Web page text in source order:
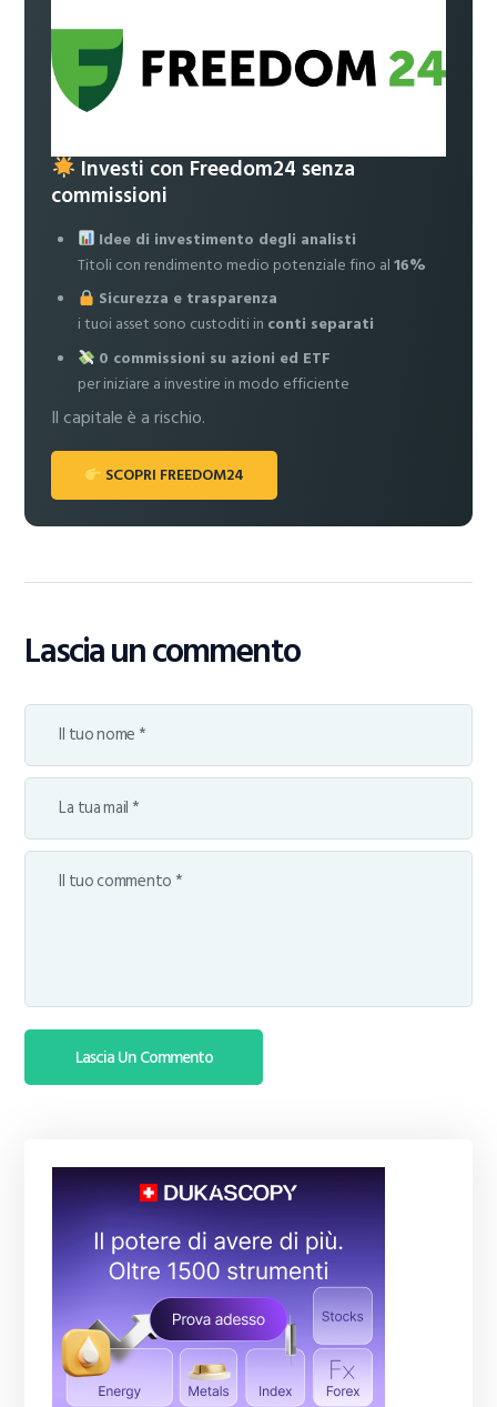
Investi con Freedom24 senza
commissioni
Idee di investimento degli analisti
Titoli con rendimento medio potenziale fino al16%
Sicurezza e trasparenza
i tuoi asset sono custoditi in conti separati
0 commissioni su azioni ed ETF
per iniziare a investire in modo efficiente
Il capitale è a rischio.
SCOPRI FREEDOM24
Lascia un commento